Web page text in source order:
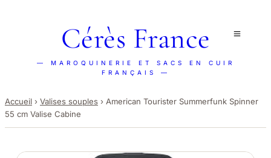
Cérès France
— MAROQUINERIE ET SACS EN CUIR
FRANÇAIS —
Accueil › Valises souples › American Tourister Summerfunk Spinner
55 cm Valise Cabine